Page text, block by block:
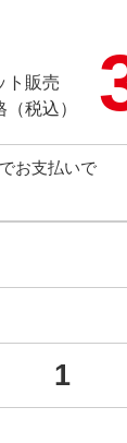
ト販売
（税込）
お支払いで